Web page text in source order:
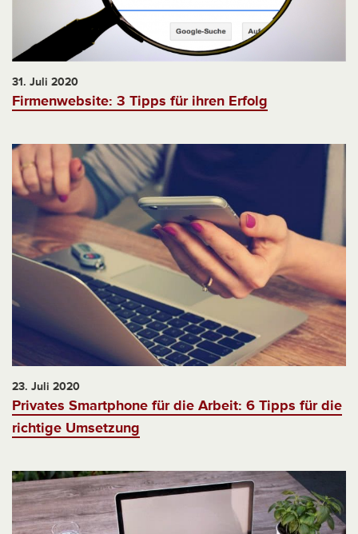
31. Juli 2020
Firmenwebsite: 3 Tipps für ihren Erfolg
23. Juli 2020
Privates Smartphone für die Arbeit: 6 Tipps für die
richtige Umsetzung